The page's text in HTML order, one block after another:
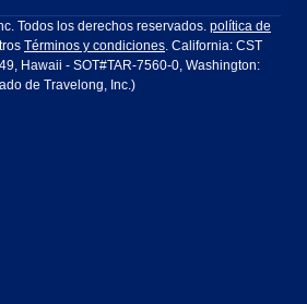
Lufthansa
Turkish Airlines
Honolulu
Las Vegas
Miami
Frankfurt
Lima
Todos los derechos reservados. política de
Términos y condiciones. California: CST
Hawaii - SOT#TAR-7560-0, Washington:
de Travelong, Inc.)